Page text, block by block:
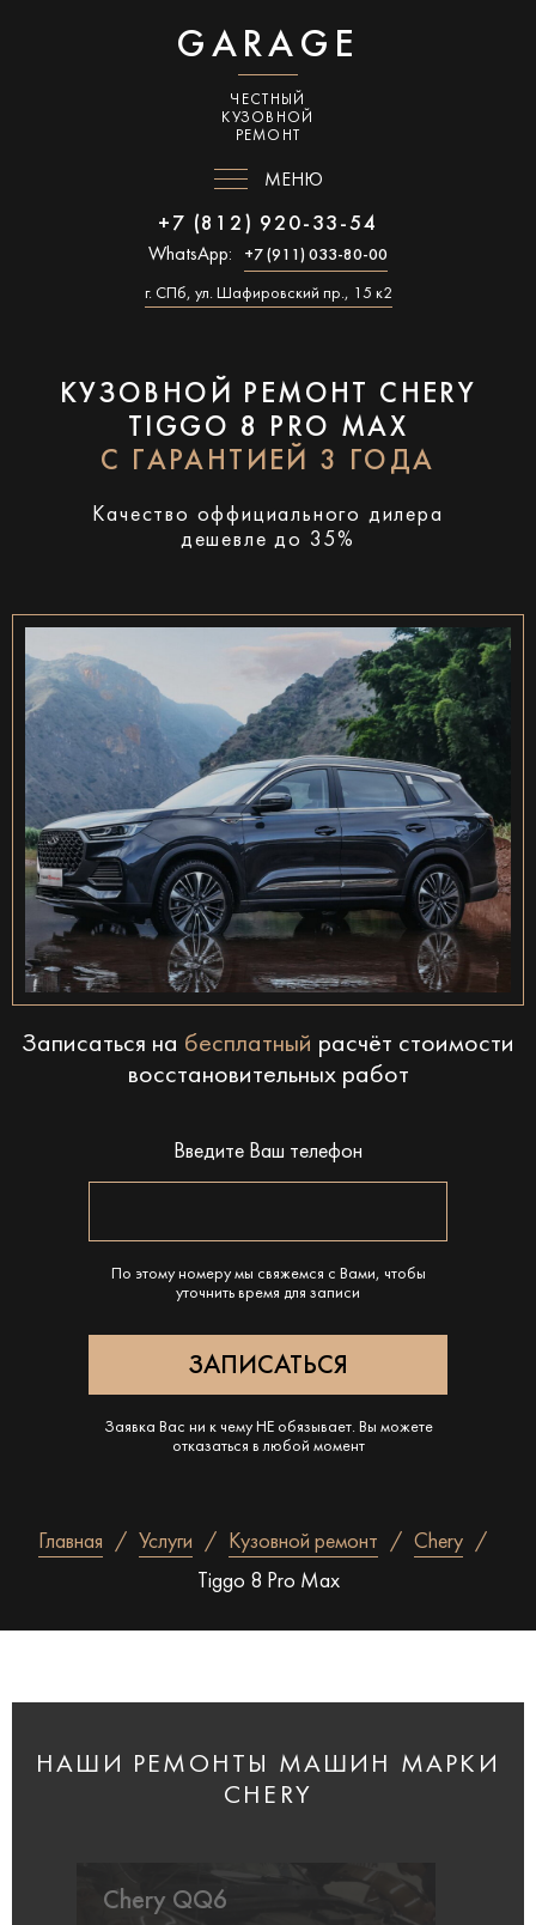
GARAGE
ЧЕСТНЫЙ
КУЗОВНОЙ
РЕМОНТ
МЕНЮ
+7 (812) 920-33-54
WhatsApp: +7 (911) 033-80-00
г. СПб, ул. Шафировский пр., 15 к2
КУЗОВНОЙ РЕМОНТ CHERY
TIGGO 8 PRO MAX
С ГАРАНТИЕЙ 3 ГОДА
Качество оффициального дилера
дешевле до 35%
Записаться на бесплатный расчёт стоимости
восстановительных работ
Введите Ваш телефон
По этому номеру мы свяжемся с Вами, чтобы
уточнить время для записи
Заявка Вас ни к чему НЕ обязывает. Вы можете
отказаться в любой момент
Главная Услуги Кузовной ремонт
Chery
Tiggo 8 Pro Max
НАШИ РЕМОНТЫ МАШИН МАРКИ
CHERY
Chery QQ6